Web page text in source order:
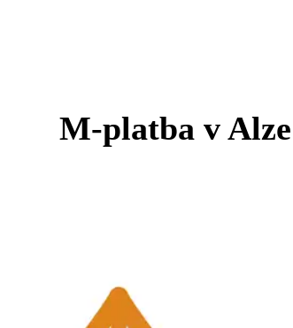
M-platba v